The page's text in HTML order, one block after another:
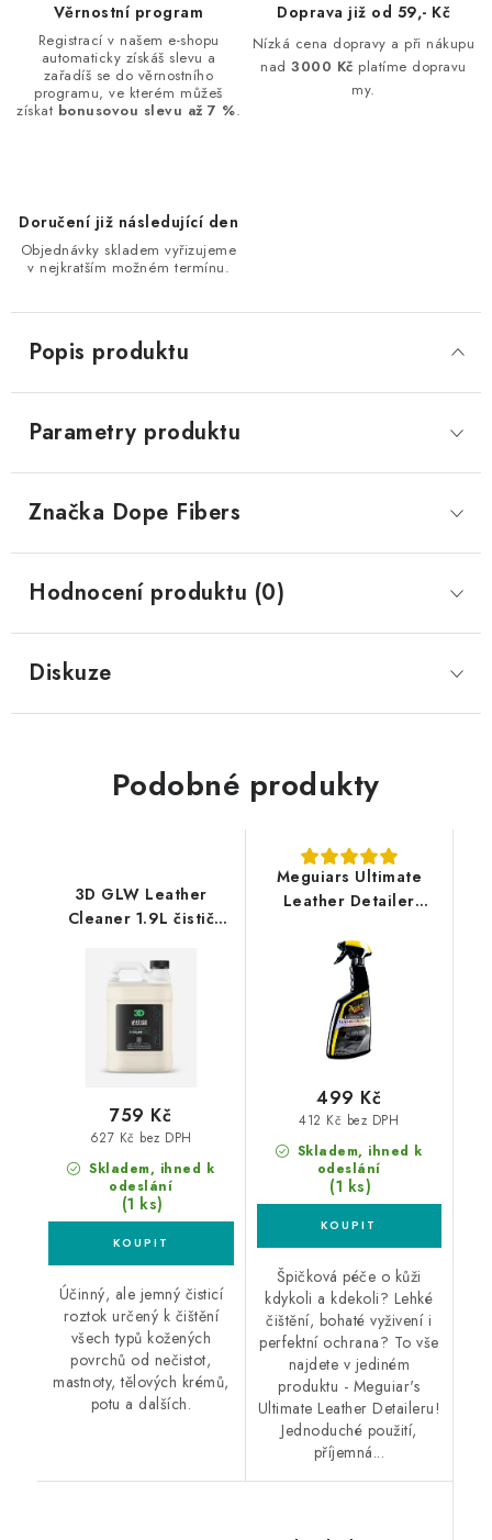
Věrnostní program
Registrací v našem e-shopu
automaticky získáš slevu a
zařadíš se do věrnostního
programu, ve kterém můžeš
získat bonusovou slevu až 7 %.
Doprava již od 59,- Kč
Nízká cena dopravy a při nákupu
nad3000 Kč platíme dopravu
my.
Doručení již následující den
Objednávky skladem vyřizujeme
v nejkratším možném termínu.
Popis produktu
Parametry produktu
Značka Dope Fibers
Hodnocení produktu (0)
Diskuze
Podobné produkty
3D GLW Leather
Cleaner 1.9L čistič
Skladem, ihned k
odeslání
(1 ks)
627 Kč bez DPH
759 Kč
Účinný, ale jemný čisticí
roztok určený k čištění
všech typů kožených
povrchů od nečistot,
mastnoty, tělových krémů,
potu a dalších.
Meguiars Ultimate
Leather Detailer
kompletní péči o kůži
Skladem, ihned k
odeslání
(1 ks)
412 Kč bez DPH
499 Kč
Špičková péče o kůži
kdykoli a kdekoli? Lehké
čištění, bohaté vyživení i
perfektní ochrana? To vše
najdete v jediném
produktu - Meguiar's
Ultimate Leather Detaileru!
Jednoduché použití,
příjemná...